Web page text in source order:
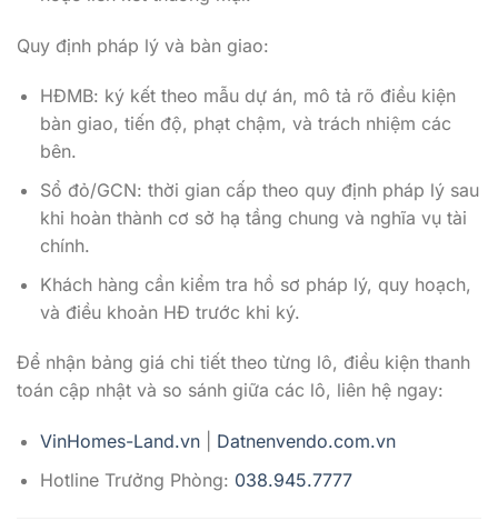
Quy định pháp lý và bàn giao:
HĐMB: ký kết theo mẫu dự án, mô tả rõ điều kiện
bàn giao, tiến độ, phạt chậm, và trách nhiệm các
bên.
Sổ đỏ/GCN: thời gian cấp theo quy định pháp lý sau
khi hoàn thành cơ sở hạ tầng chung và nghĩa vụ tài
chính.
Khách hàng cần kiểm tra hồ sơ pháp lý, quy hoạch,
và điều khoản HĐ trước khi ký.
Để nhận bảng giá chi tiết theo từng lô, điều kiện thanh
toán cập nhật và so sánh giữa các lô, liên hệ ngay:
VinHomes-Land.vn| Datnenvendo.com.vn
Hotline Trưởng Phòng: 038.945.7777